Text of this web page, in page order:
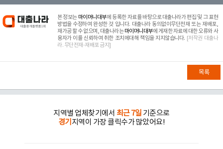
본 정보는 마이머니대부에 등록한 자료를 바탕으로 대출나라가 편집 및 그 표현
방법을 수정하여 완성한 것 입니다. 대출나라 동의없이무단전재 또는 재배포,
재가공 할 수 없으며, 대출나라는마이머니대부에 게재한 자료에 대한 오류와 사
용자가 이를 신뢰하여 취한 조치에대해 책임을 지지않습니다. [저작권 대출나
라. 무단전재-재배포 금지]
목록
지역별 업체찾기에서 최근 7일 기준으로
경기 지역이 가장 클릭수가 많았어요!